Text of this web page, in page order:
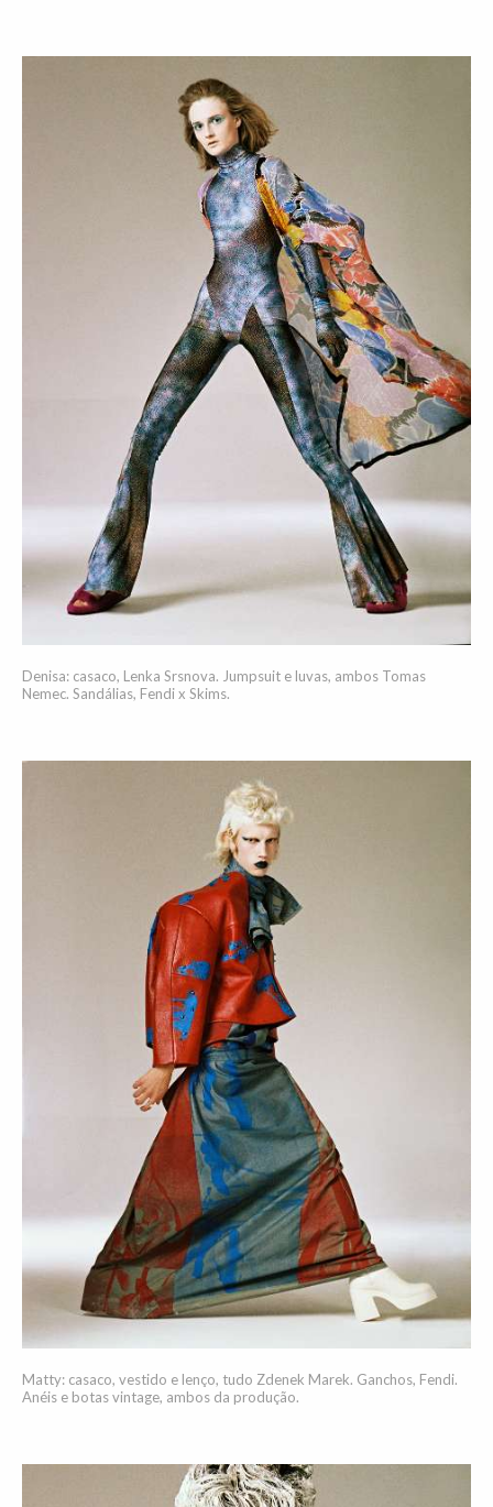
Denisa: casaco, Lenka Srsnova. Jumpsuit e luvas, ambos Tomas
Nemec. Sandálias, Fendi x Skims.
Matty: casaco, vestido e lenço, tudo Zdenek Marek. Ganchos, Fendi.
Anéis e botas vintage, ambos da produção.